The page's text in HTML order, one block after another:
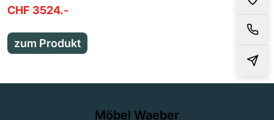
CHF 3524.-
zum Produkt
Möbel Waeber